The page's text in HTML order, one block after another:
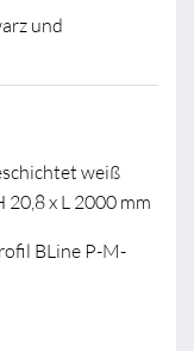
und
weiß
20,8 x L 2000 mm
BLine P-M-